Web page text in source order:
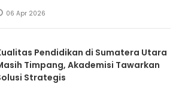
06 Apr 2026
Pendidikan di Sumatera Utara
Timpang, Akademisi Tawarkan
Strategis